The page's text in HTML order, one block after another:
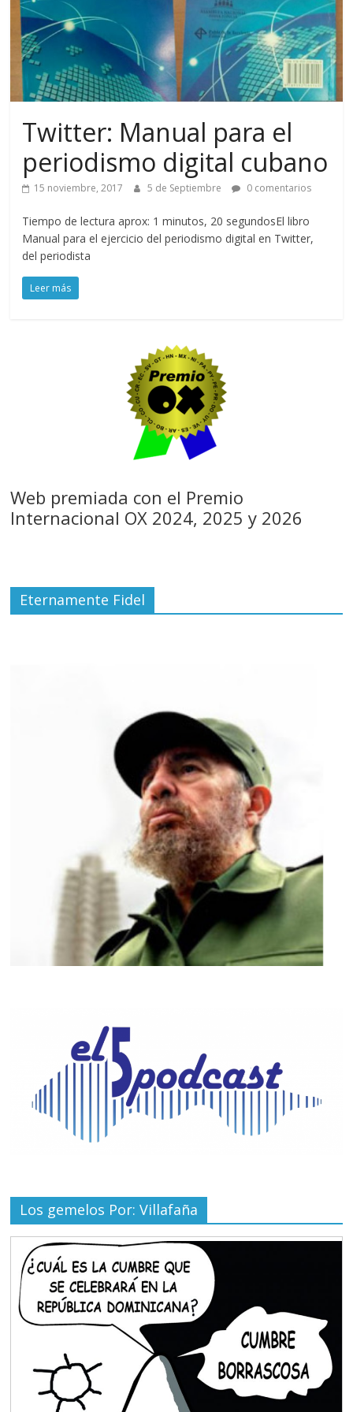
Twitter: Manual para el
periodismo digital cubano
15 noviembre, 2017 5 de Septiembre 0 comentarios
Tiempo de lectura aprox: 1 minutos, 20 segundosEl libro
Manual para el ejercicio del periodismo digital en Twitter,
del periodista
Leer más
Web premiada con el Premio
Internacional OX 2024, 2025 y 2026
Eternamente Fidel
Los gemelos Por: Villafaña